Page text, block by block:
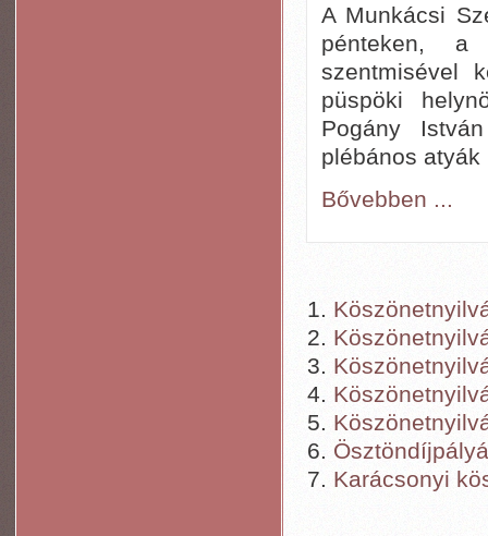
A Munkácsi
pénteken, a
szentmisével
püspöki
Pogány
plébános
Bővebben ...
Karácsonyi